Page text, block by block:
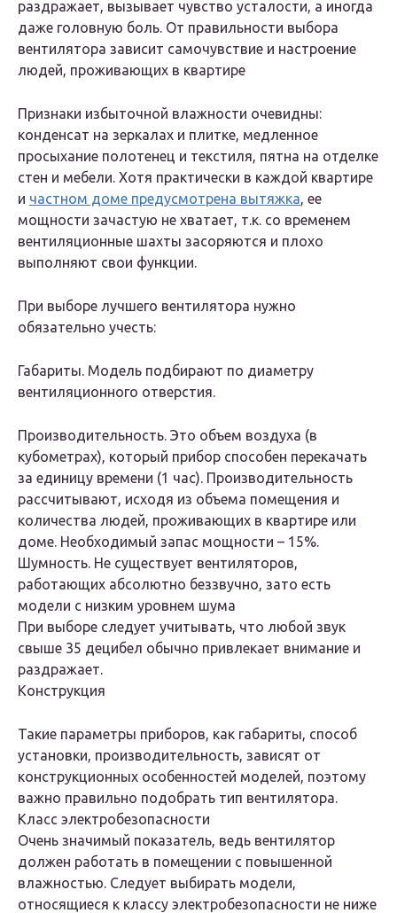
раздражает, вызывает чувство усталости, а иногда
даже головную боль. От правильности выбора
вентилятора зависит самочувствие и настроение
людей, проживающих в квартире
Признаки избыточной влажности очевидны:
конденсат на зеркалах и плитке, медленное
просыхание полотенец и текстиля, пятна на отделке
стен и мебели. Хотя практически в каждой квартире
и частном доме предусмотрена вытяжка, ее
мощности зачастую не хватает, т.к. со временем
вентиляционные шахты засоряются и плохо
выполняют свои функции.
При выборе лучшего вентилятора нужно
обязательно учесть:
Габариты. Модель подбирают по диаметру
вентиляционного отверстия.
Производительность. Это объем воздуха (в
кубометрах), который прибор способен перекачать
за единицу времени (1 час). Производительность
рассчитывают, исходя из объема помещения и
количества людей, проживающих в квартире или
доме. Необходимый запас мощности – 15%.
Шумность. Не существует вентиляторов,
работающих абсолютно беззвучно, зато есть
модели с низким уровнем шума
При выборе следует учитывать, что любой звук
свыше 35 децибел обычно привлекает внимание и
раздражает.
Конструкция
Такие параметры приборов, как габариты, способ
установки, производительность, зависят от
конструкционных особенностей моделей, поэтому
важно правильно подобрать тип вентилятора.
Класс электробезопасности
Очень значимый показатель, ведь вентилятор
должен работать в помещении с повышенной
влажностью. Следует выбирать модели,
относящиеся к классу электробезопасности не ниже